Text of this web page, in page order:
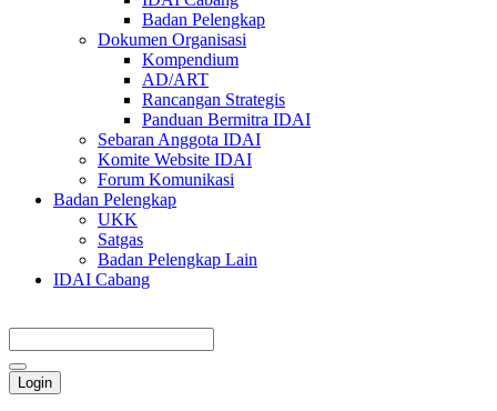
Badan Pelengkap
Dokumen Organisasi
Kompendium
AD/ART
Rancangan Strategis
Panduan Bermitra IDAI
Sebaran Anggota IDAI
Komite Website IDAI
Forum Komunikasi
Badan Pelengkap
UKK
Satgas
Badan Pelengkap Lain
IDAI Cabang
Login